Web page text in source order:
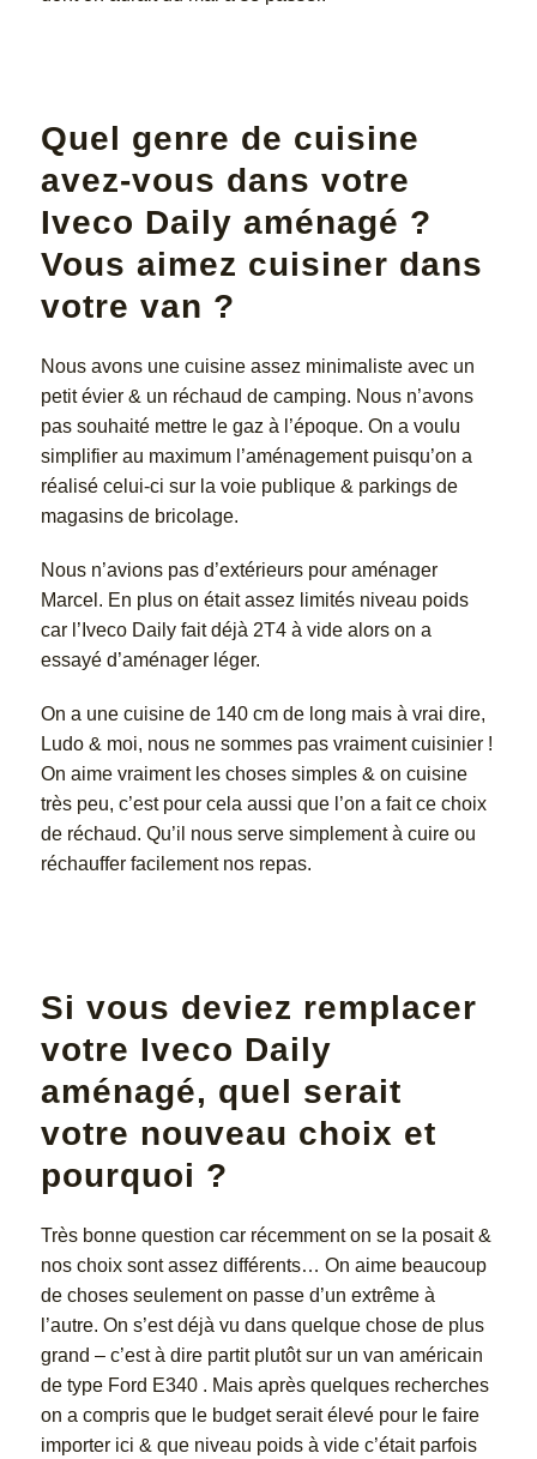
Quel genre de cuisine
avez-vous dans votre
Iveco Daily aménagé ?
Vous aimez cuisiner dans
votre van ?
Nous avons une cuisine assez minimaliste avec un
petit évier & un réchaud de camping. Nous n’avons
pas souhaité mettre le gaz à l’époque. On a voulu
simplifier au maximum l’aménagement puisqu’on a
réalisé celui-ci sur la voie publique & parkings de
magasins de bricolage.
Nous n’avions pas d’extérieurs pour aménager
Marcel. En plus on était assez limités niveau poids
car l’Iveco Daily fait déjà 2T4 à vide alors on a
essayé d’aménager léger.
On a une cuisine de 140 cm de long mais à vrai dire,
Ludo & moi, nous ne sommes pas vraiment cuisinier !
On aime vraiment les choses simples & on cuisine
très peu, c’est pour cela aussi que l’on a fait ce choix
de réchaud. Qu’il nous serve simplement à cuire ou
réchauffer facilement nos repas.
Si vous deviez remplacer
votre Iveco Daily
aménagé, quel serait
votre nouveau choix et
pourquoi ?
Très bonne question car récemment on se la posait &
nos choix sont assez différents… On aime beaucoup
de choses seulement on passe d’un extrême à
l’autre. On s’est déjà vu dans quelque chose de plus
grand – c’est à dire partit plutôt sur un van américain
de type Ford E340 . Mais après quelques recherches
on a compris que le budget serait élevé pour le faire
importer ici & que niveau poids à vide c’était parfois